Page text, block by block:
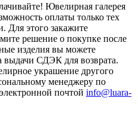
Ювелирная галерея
оплаты только тех
Для этого закажите
решение о покупке после
изделия вы можете
выдачи СДЭК для возврата.
украшение другого
менеджеру по
почтой info@luara-